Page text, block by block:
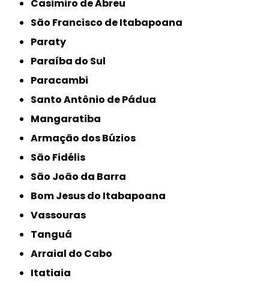
Casimiro de Abreu
São Francisco de Itabapoana
Paraty
Paraíba do Sul
Paracambi
Santo Antônio de Pádua
Mangaratiba
Armação dos Búzios
São Fidélis
São João da Barra
Bom Jesus do Itabapoana
Vassouras
Tanguá
Arraial do Cabo
Itatiaia